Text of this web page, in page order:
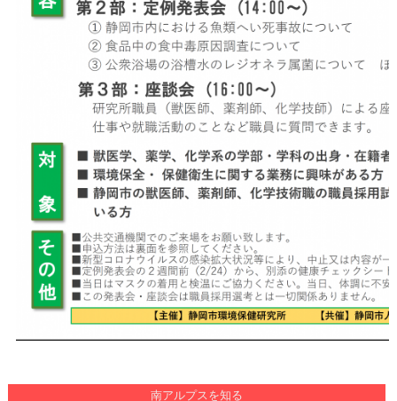
南アルプスを知る